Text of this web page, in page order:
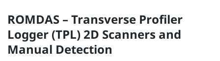
ROMDAS – Transverse Profiler
Logger (TPL) 2D Scanners and
Manual Detection